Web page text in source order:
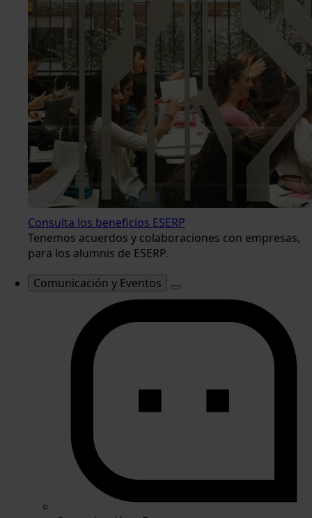
Consulta los beneficios ESERP
Tenemos acuerdos y colaboraciones con empresas,
para los alumnis de ESERP.
Comunicación y Eventos